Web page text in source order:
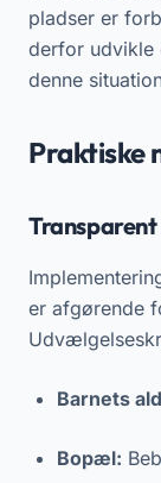
pladser er
derfor udvikle
denne
Praktiske
er afgørende
Barnets
Bopæl: